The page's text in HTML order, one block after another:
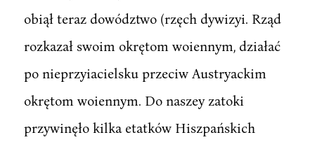
obiął teraz dowództwo (rzęch dywizyi. Rząd
rozkazał swoim okrętom woiennym, działać
po nieprzyiacielsku przeciw Austryackim
okrętom woiennym. Do naszey zatoki
przywinęło kilka etatków Hiszpańskich